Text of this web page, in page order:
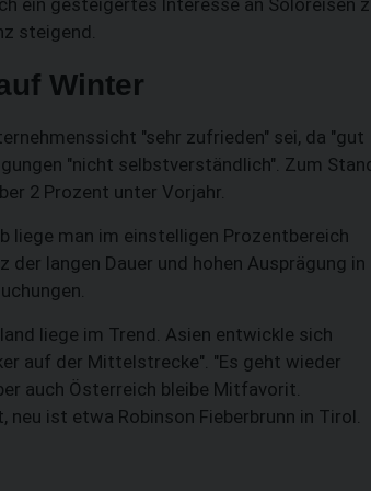
steigend.
Winter
"sehr zufrieden" sei, da "gut
"nicht selbstverständlich". Zum
2 Prozent unter Vorjahr.
liege man im einstelligen Prozentbereich
langen Dauer und hohen Ausprägung in
liege im Trend. Asien entwickle sich
auf der Mittelstrecke". "Es geht wieder
auch Österreich bleibe Mitfavorit.
ist etwa Robinson Fieberbrunn in Tirol.